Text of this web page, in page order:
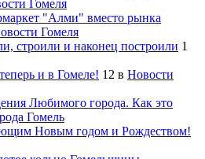
Гомеля
"Алми" вместо рынка
Гомеля
строили и наконец построили 1
и в Гомеле! 12 в Новости
Любимого города. Как это
Гомель
Новым годом и Рождеством!